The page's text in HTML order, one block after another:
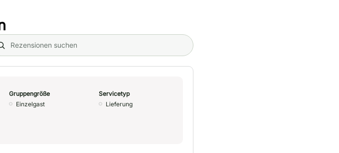
(title/text)
Gruppengröße
Einzelgast
Servicetyp
Lieferung